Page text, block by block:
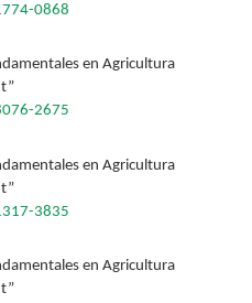
0868
en Agricultura
2675
en Agricultura
3835
en Agricultura